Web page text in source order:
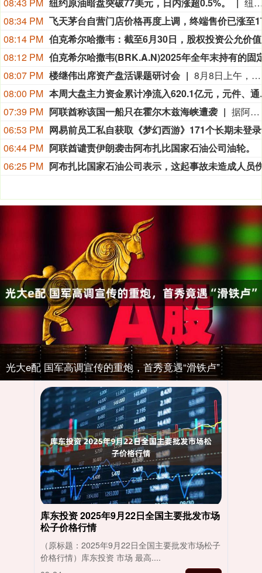
08:34 PM
08:14 PM
08:12 PM
08:07 PM 楼继伟出席资产盘活课题研讨会
8月8日上午，全球财富管理论坛在京召开“地方国有存量资产盘活进展、难点与策略”课题研讨会，楼继伟出席会议并做总结发言。楼继伟在发言中表示，盘活国有资产既是近期的当务之急，也是一项长期性的战略任务。当前我国GDP平减指数阶段性承压走低，财政维持紧平衡格局的压力持续攀升；我国税收结构以间接税为主体，税收收入增速显著弱于名义GDP增速，财政内生增收动能受限。叠加土地财政收入大幅收缩，地方隐性债务化解、长期限国债常态化发行带来的利息支出刚性上涨，收支两端压力持续凸显。综合多重现实约束来看，国有存量资产盘活并非短期应急手段，而是一项需要常态化、长效化推进的重点工作。（全球财富管理论坛）
08:00 PM
本周大盘主力
07:39 PM 阿联酋称该国一船只在霍尔木兹海峡遭袭
据阿联酋通讯社8月8日报道，阿布扎比国家石油公司证实，该公司一艘船只当天凌晨在通过霍尔木兹海峡时遭导弹袭击。阿布扎比国家石油公司说，袭击未造成人员受伤，目前局面可控。该公司并未提供遭袭船只具体类型、导弹来源以及船只受损情况等更多细节。（新华社）
06:53 PM
06:44 PM 阿联酋谴责伊朗袭击阿布扎比国家石油公司油轮。
06:25 PM
光大e配 国军高调宣传的重炮，首秀竟遇“滑铁卢”
库东投资 2025年9月22日全国主要批发市场
松子价格行情
（原标题：2025年9月22日全国主要批发市场松子
价格行情）库东投资 市场 最高....